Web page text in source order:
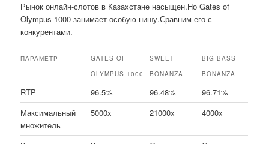
Рынок онлайн-слотов в Казахстане насыщен.Но Gates of
Olympus 1000 занимает особую нишу.Сравним его с
конкурентами.
ПАРАМЕТР
GATES OF
OLYMPUS 1000
SWEET
BONANZA
BIG BASS
BONANZA
RTP 96.5% 96.48%
96.71%
Максимальный
множитель
5000x 21000x 4000x